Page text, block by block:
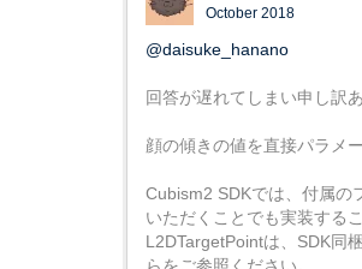
October 2018
@daisuke_hanano
回答が遅れてしまい申し訳
顔の傾きの値を直接パラメ
Cubism2 SDKでは、付属の
いただくことでも実装する
L2DTargetPointは、SDK同